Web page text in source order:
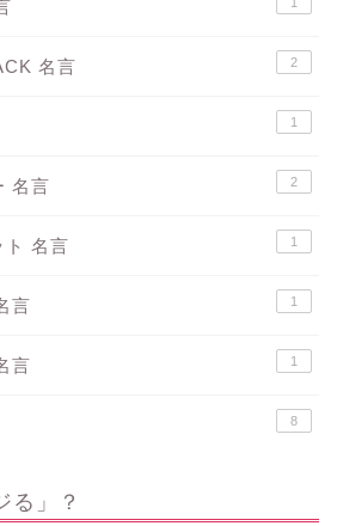
名言 2
1
名言 2
ト 名言 1
言 1
言 1
8
る」？